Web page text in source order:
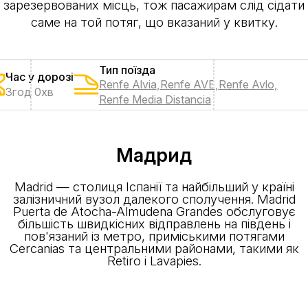
зарезервованих місць, тож пасажирам слід сідати
саме на той потяг, що вказаний у квитку.
Час у дорозі
3год 0хв
Тип поїзда
Renfe Alvia,Renfe AVE,Renfe Avlo,
Renfe Media Distancia
Мадрид
Madrid — столиця Іспанії та найбільший у країні
залізничний вузол далекого сполучення. Madrid
Puerta de Atocha-Almudena Grandes обслуговує
більшість швидкісних відправлень на південь і
пов'язаний із метро, приміськими потягами
Cercanias та центральними районами, такими як
Retiro і Lavapies.